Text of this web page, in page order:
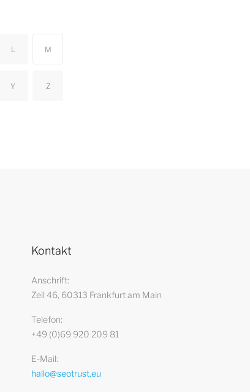
L M
Y Z
Kontakt
Anschrift
Zeil 46, 60313 Frankfurt am Main
Telefon
+49 (0)69 920 209 81
E-Mail
hallo@seotrust.eu